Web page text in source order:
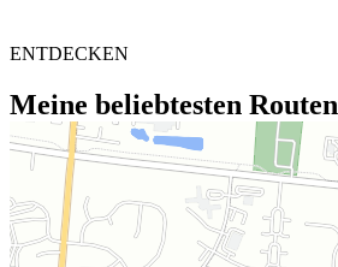
ENTDECKEN
Meine beliebtesten Routen